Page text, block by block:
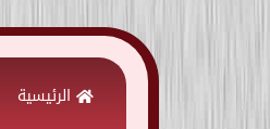
الرئيسية